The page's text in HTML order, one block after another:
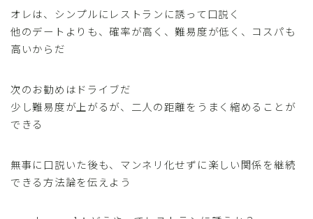
オレは、シンプルにレストランに誘って口説く
他のデートよりも、確率が高く、難易度が低く、コスパも
高いからだ
次のお勧めはドライブだ
少し難易度が上がるが、二人の距離をうまく縮めることが
できる
無事に口説いた後も、マンネリ化せずに楽しい関係を継続
できる方法論を伝えよう